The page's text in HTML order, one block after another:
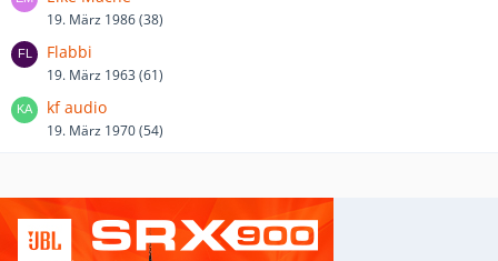
19. März 1986 (38)
Flabbi
19. März 1963 (61)
kf audio
19. März 1970 (54)